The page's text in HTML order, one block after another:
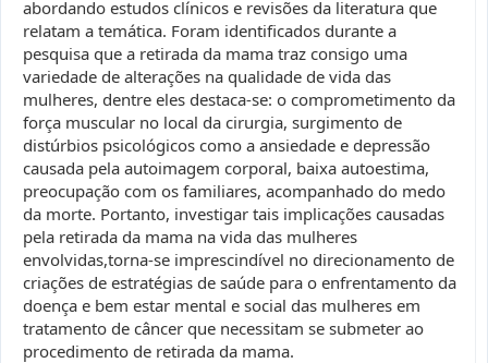
abordando estudos clínicos e revisões da literatura que
relatam a temática. Foram identificados durante a
pesquisa que a retirada da mama traz consigo uma
variedade de alterações na qualidade de vida das
mulheres, dentre eles destaca-se: o comprometimento da
força muscular no local da cirurgia, surgimento de
distúrbios psicológicos como a ansiedade e depressão
causada pela autoimagem corporal, baixa autoestima,
preocupação com os familiares, acompanhado do medo
da morte. Portanto, investigar tais implicações causadas
pela retirada da mama na vida das mulheres
envolvidas,torna-se imprescindível no direcionamento de
criações de estratégias de saúde para o enfrentamento da
doença e bem estar mental e social das mulheres em
tratamento de câncer que necessitam se submeter ao
procedimento de retirada da mama.